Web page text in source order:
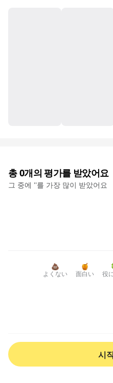
총0개의 평가를 받았어요
그 중에 ''를 가장 많이 받았어요
💩
よくない
🍯
面白い 役
시